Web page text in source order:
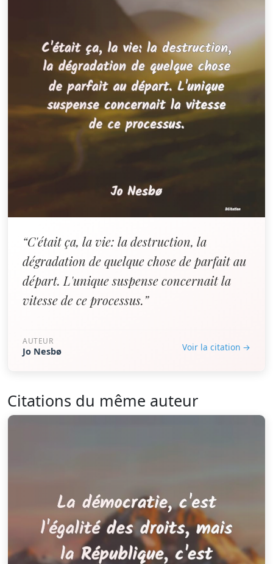
“C'était ça, la vie: la destruction, la
dégradation de quelque chose de parfait au
départ. L'unique suspense concernait la
vitesse de ce processus.”
AUTEUR
Jo Nesbø Voir la citation →
Citations du même auteur